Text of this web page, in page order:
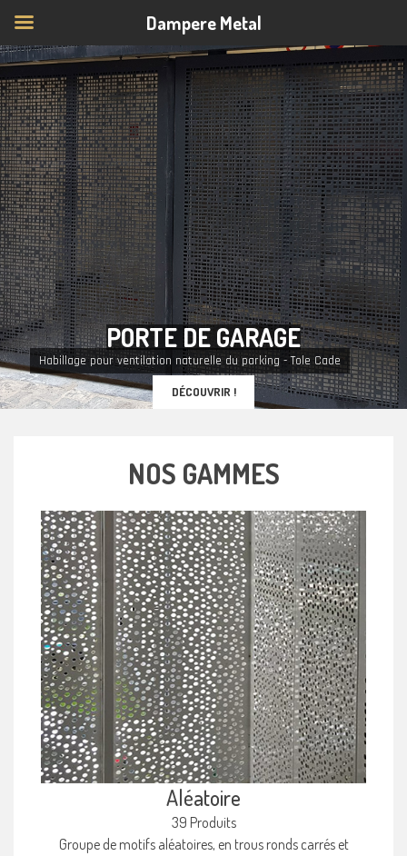
PORTEDEGARAGE
DÉCOUVRIR !
Habillage pour ventilation naturelle du parking - Tole Cade
NOS GAMMES
Aléatoire
39 Produits
Groupe de motifs aléatoires, en trous ronds carrés et
Dampere Metal